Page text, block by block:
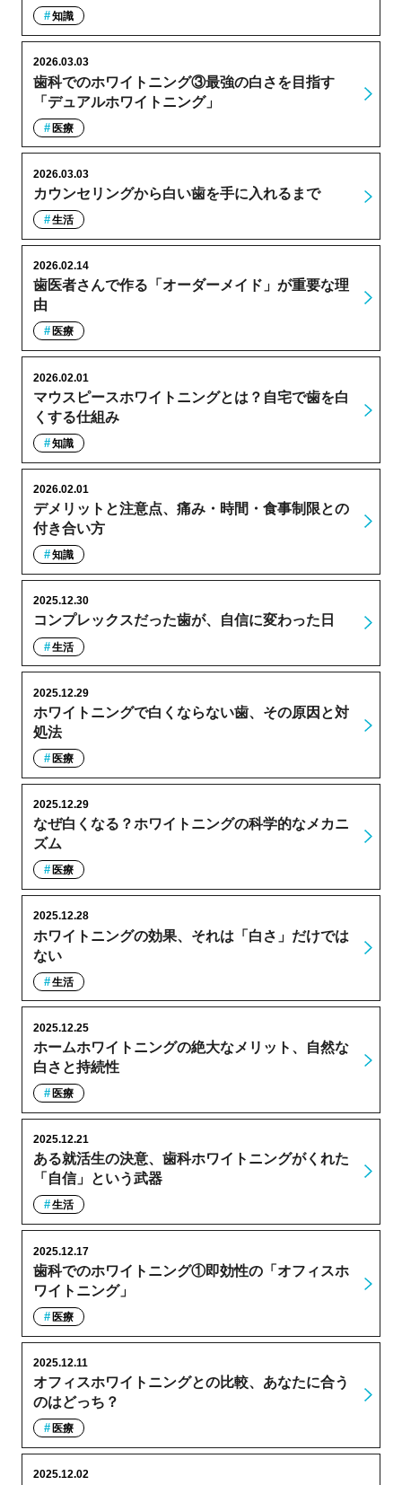
知識
歯科でのホワイトニング③最強の白さを目指す
「デュアルホワイトニング」
2026.03.03
医療
カウンセリングから白い歯を手に入れるまで
2026.03.03
生活
歯医者さんで作る「オーダーメイド」が重要な理
由
2026.02.14
医療
マウスピースホワイトニングとは？自宅で歯を白
くする仕組み
2026.02.01
知識
デメリットと注意点、痛み・時間・食事制限との
付き合い方
2026.02.01
知識
コンプレックスだった歯が、自信に変わった日
2025.12.30
生活
ホワイトニングで白くならない歯、その原因と対
処法
2025.12.29
医療
なぜ白くなる？ホワイトニングの科学的なメカニ
ズム
2025.12.29
医療
ホワイトニングの効果、それは「白さ」だけでは
ない
2025.12.28
生活
ホームホワイトニングの絶大なメリット、自然な
白さと持続性
2025.12.25
医療
ある就活生の決意、歯科ホワイトニングがくれた
「自信」という武器
2025.12.21
生活
歯科でのホワイトニング①即効性の「オフィスホ
ワイトニング」
2025.12.17
医療
オフィスホワイトニングとの比較、あなたに合う
のはどっち？
2025.12.11
医療
2025.12.02